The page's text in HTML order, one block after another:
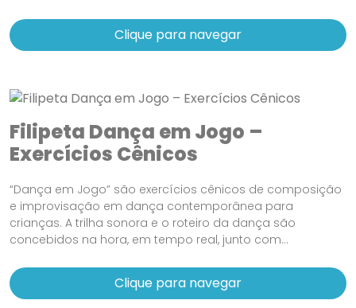
Clique para navegar
Filipeta Dança em Jogo –
Exercícios Cênicos
“Dança em Jogo” são exercícios cênicos de composição
e improvisação em dança contemporânea para
crianças. A trilha sonora e o roteiro da dança são
concebidos na hora, em tempo real, junto com...
Clique para navegar